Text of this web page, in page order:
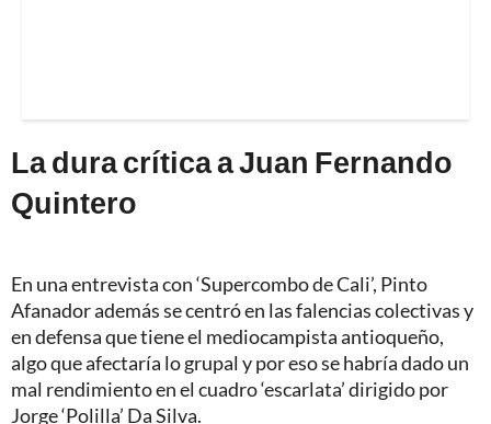
La dura crítica a Juan Fernando
Quintero
En una entrevista con ‘Supercombo de Cali’, Pinto
Afanador además se centró en las falencias colectivas y
en defensa que tiene el mediocampista antioqueño,
algo que afectaría lo grupal y por eso se habría dado un
mal rendimiento en el cuadro ‘escarlata’ dirigido por
Jorge ‘Polilla’ Da Silva.